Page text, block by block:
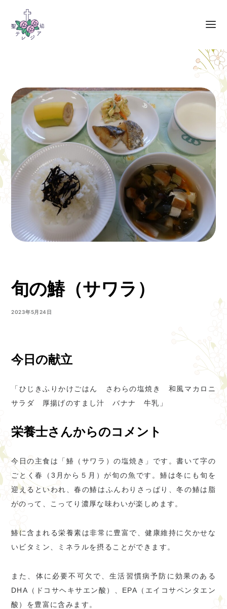
旬の鰆（サワラ）
2023年5月24日
今日の献立
「ひじきふりかけごはん さわらの塩焼き 和風マカロニ
サラダ 厚揚げのすまし汁 バナナ 牛乳」
栄養士さんからのコメント
今日の主食は「鰆（サワラ）の塩焼き」です。書いて字の
ごとく春（3月から５月）が旬の魚です。鰆は冬にも旬を
迎えるといわれ、春の鰆はふんわりさっぱり、冬の鰆は脂
がのって、こってり濃厚な味わいが楽しめます。
鰆に含まれる栄養素は非常に豊富で、健康維持に欠かせな
いビタミン、ミネラルを摂ることができます。
また、体に必要不可欠で、生活習慣病予防に効果のある
DHA（ドコサヘキサエン酸）、EPA（エイコサペンタエン
酸）を豊富に含みます。